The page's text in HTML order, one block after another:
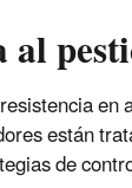
están
de